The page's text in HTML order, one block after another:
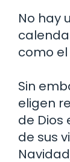
No hay
como
Sin
eligen
de Dios
de sus